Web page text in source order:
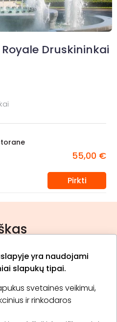
yra naudojami
slapukų tipai.
svetainės veikimui,
ir rinkodaros
Druskininkai
55,00 €
Pirkti
politika